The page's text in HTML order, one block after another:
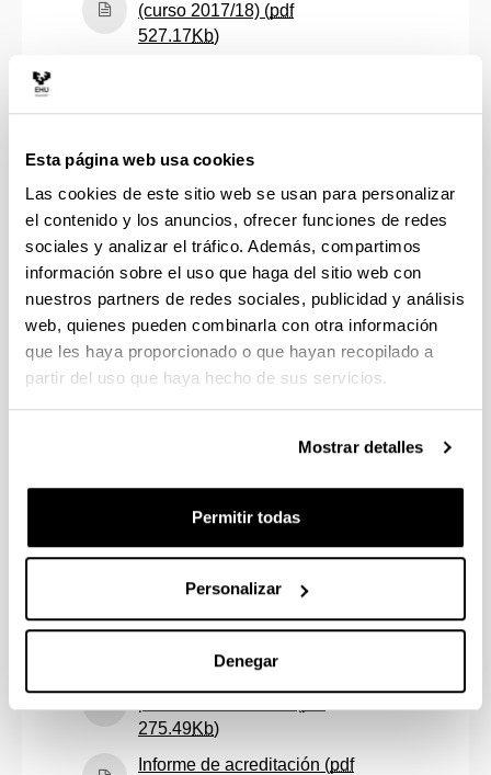
Esta página web usa cookies
Las cookies de este sitio web se usan para personalizar
el contenido y los anuncios, ofrecer funciones de redes
sociales y analizar el tráfico. Además, compartimos
información sobre el uso que haga del sitio web con
nuestros partners de redes sociales, publicidad y análisis
web, quienes pueden combinarla con otra información
que les haya proporcionado o que hayan recopilado a
partir del uso que haya hecho de sus servicios.
Mostrar detalles
Permitir todas
Personalizar
Denegar
(curso 2017/18) (pdf
527.17Kb)(Abre una nueva ventana)
Autoinforme de seguimiento
(curso 2019/20) (
(Abre una nueva ventana)
Autoinforme de seguimiento
(curso 2020/21) (pdf
423.51Kb)(Abre una nueva ventana)
Autoinforme de seguimiento
(curso 2021/22) (pdf
441.72Kb)(Abre una nueva ventana)
(curso 2023/24) (pdf
423.14Kb)(Abre una nueva ventana)
Autoinforme de seguimiento
(curso 2024/25) (pdf
275.49Kb)(Abre una nueva ventana)
Informe de acreditación (pdf